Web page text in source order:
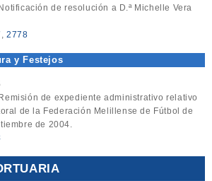
de resolución a D.ª Michelle Vera
,2778
y Festejos
de expediente administrativo relativo
de la Federación Melillense de Fútbol de
de 2004.